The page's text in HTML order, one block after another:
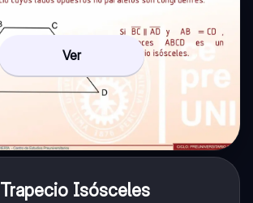
Ver
Trapecio Isósceles